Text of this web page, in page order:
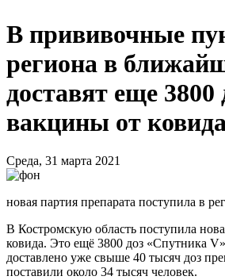
В прививочные
региона в
доставят еще 3800
вакцины от ковида
Среда, 31 марта 2021
новая партия препарата поступила в
В Костромскую область поступила
ковида. Это ещё 3800 доз «Спутника
доставлено уже свыше 40 тысяч доз
поставили около 34 тысяч человек.